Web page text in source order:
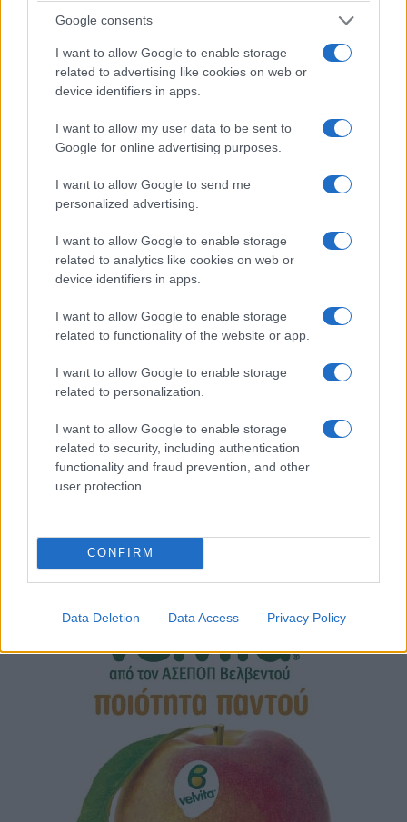
Google consents
I want to allow Google to enable storage
related to advertising like cookies on web or
device identifiers in apps.
I want to allow my user data to be sent to
Google for online advertising purposes.
I want to allow Google to send me
personalized advertising.
I want to allow Google to enable storage
related to analytics like cookies on web or
device identifiers in apps.
I want to allow Google to enable storage
related to functionality of the website or app.
I want to allow Google to enable storage
related to personalization.
I want to allow Google to enable storage
related to security, including authentication
functionality and fraud prevention, and other
user protection.
CONFIRM
Data Deletion Data Access Privacy Policy